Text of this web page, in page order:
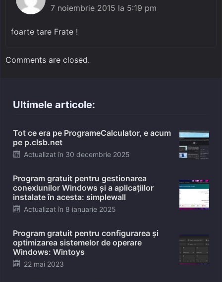
7 noiembrie 2015 la 5:19 pm
foarte tare Frate !
Comments are closed.
Ultimele articole:
Tot ce era pe ProgrameCalculator, e acum
pe p.clsb.net
Posted
Actualizat în 30 decembrie 2025
Program gratuit pentru gestionarea
conexiunilor Windows și a aplicațiilor
instalate în acesta: simplewall
Posted
Actualizat în 8 ianuarie 2025
Program gratuit pentru configurarea și
optimizarea sistemelor de operare
Windows: Wintoys
Posted
22 mai 2023